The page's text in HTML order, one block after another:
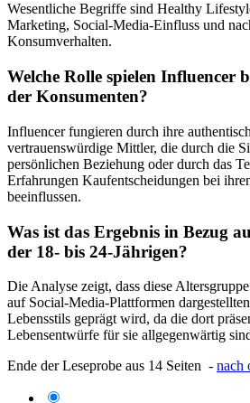
Wesentliche Begriffe sind Healthy
Marketing, Social-Media-Einfluss und
Konsumverhalten.
Welche Rolle spielen Influencer
der Konsumenten?
Influencer fungieren durch ihre
vertrauenswürdige Mittler, die durch die
persönlichen Beziehung oder durch das
Erfahrungen Kaufentscheidungen bei
beeinflussen.
Was ist das Ergebnis in Bezug
der 18- bis 24-Jährigen?
Die Analyse zeigt, dass diese
auf Social-Media-Plattformen
Lebensstils geprägt wird, da die dort
Lebensentwürfe für sie allgegenwärtig
Ende der Leseprobe aus 14 Seiten - nach